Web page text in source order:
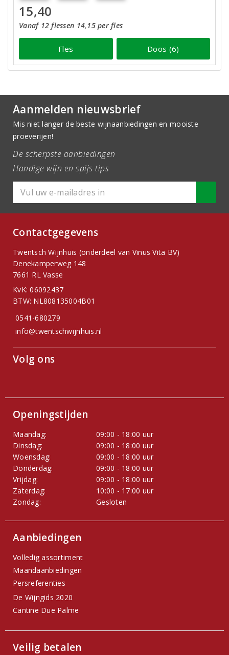
15,40
Vanaf 12 flessen 14,15 per fles
Fles Doos (6)
Aanmelden nieuwsbrief
Mis niet langer de beste wijnaanbiedingen en mooiste
proeverijen!
De scherpste aanbiedingen
Handige wijn en spijs tips
Contactgegevens
Twentsch Wijnhuis (onderdeel van Vinus Vita BV)
Denekamperweg 148
7661 RL Vasse
KvK: 06092437
BTW: NL808135004B01
0541-680279
info@twentschwijnhuis.nl
Volg ons
Openingstijden
Maandag:
09:00 - 18:00 uur
Dinsdag:
09:00 - 18:00 uur
Woensdag:
09:00 - 18:00 uur
Donderdag:
09:00 - 18:00 uur
Vrijdag:
09:00 - 18:00 uur
Zaterdag:
10:00 - 17:00 uur
Zondag:
Gesloten
Aanbiedingen
Volledig assortiment
Maandaanbiedingen
Persreferenties
De Wijngids 2020
Cantine Due Palme
Veilig betalen